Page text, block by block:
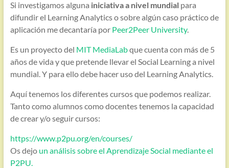
Si investigamos alguna iniciativa a nivel mundialpara
difundir el Learning Analytics o sobre algún caso práctico de
aplicación me decantaría por Peer2Peer University.
Es un proyecto del MIT MediaLabque cuenta con más de 5
años de vida y que pretende llevar el Social Learning a nivel
mundial. Y para ello debe hacer uso del Learning Analytics.
Aquí tenemos los diferentes cursos que podemos realizar.
Tanto como alumnos como docentes tenemos la capacidad
de crear y/o seguir cursos:
https://www.p2pu.org/en/courses/
Os dejo un análisis sobre el Aprendizaje Social mediante el
P2PU.